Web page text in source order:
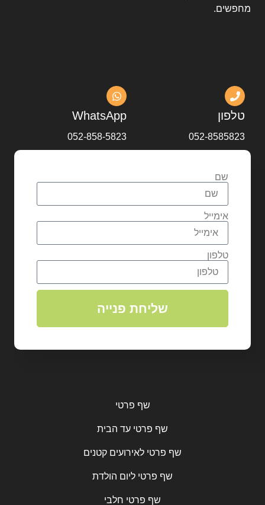
מחפשים.
טלפון
052-8585823
WhatsApp
052-858-5823
שם
אימייל
טלפון
שליחת פנייה
שף פרטי
שף פרטי עד הבית
שף פרטי לאירועים קטנים
שף פרטי ליום הולדת
שף פרטי חלבי